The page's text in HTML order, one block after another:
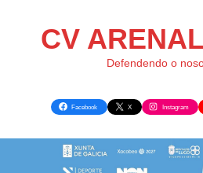
CV
Defendendo o
Facebook X Instagram